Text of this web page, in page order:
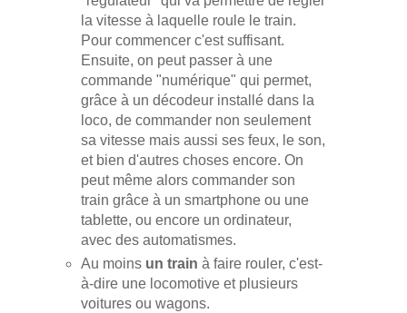
la vitesse à laquelle roule le train.
Pour commencer c'est suffisant.
Ensuite, on peut passer à une
commande "numérique" qui permet,
grâce à un décodeur installé dans la
loco, de commander non seulement
sa vitesse mais aussi ses feux, le son,
et bien d'autres choses encore. On
peut même alors commander son
train grâce à un smartphone ou une
tablette, ou encore un ordinateur,
avec des automatismes.
Au moins un train à faire rouler, c'est-
à-dire une locomotive et plusieurs
voitures ou wagons.